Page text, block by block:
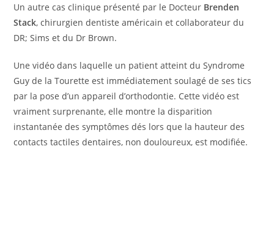
Un autre cas clinique présenté par le Docteur Brenden
Stack, chirurgien dentiste américain et collaborateur du
DR; Sims et du Dr Brown.
Une vidéo dans laquelle un patient atteint du Syndrome
Guy de la Tourette est immédiatement soulagé de ses tics
par la pose d’un appareil d’orthodontie. Cette vidéo est
vraiment surprenante, elle montre la disparition
instantanée des symptômes dés lors que la hauteur des
contacts tactiles dentaires, non douloureux, est modifiée.